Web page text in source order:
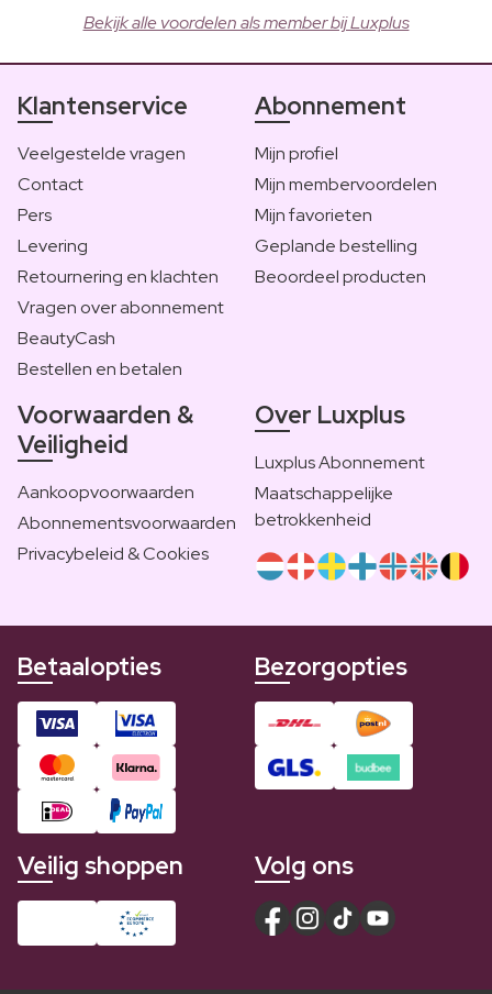
Bekijk alle voordelen als member bij Luxplus
Klantenservice
Veelgestelde vragen
Contact
Pers
Levering
Retournering en klachten
Vragen over abonnement
BeautyCash
Bestellen en betalen
Abonnement
Mijn profiel
Mijn membervoordelen
Mijn favorieten
Geplande bestelling
Beoordeel producten
Voorwaarden &
Veiligheid
Aankoopvoorwaarden
Abonnementsvoorwaarden
Privacybeleid & Cookies
Over Luxplus
Luxplus Abonnement
Maatschappelijke
betrokkenheid
Betaalopties Bezorgopties
Veilig shoppen Volg ons